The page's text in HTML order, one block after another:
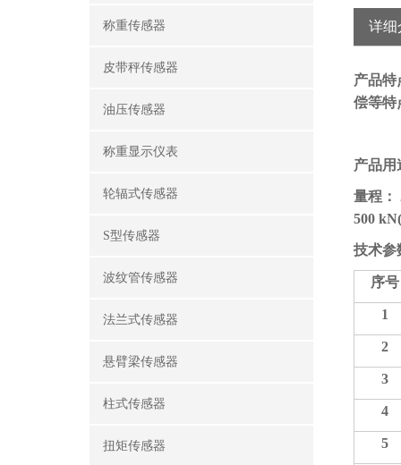
称重传感器
皮带秤传感器
油压传感器
称重显示仪表
轮辐式传感器
S型传感器
波纹管传感器
法兰式传感器
悬臂梁传感器
柱式传感器
扭矩传感器
详细
产品特
偿等特
产品用
量程：
500
技术参
序号
1
2
3
4
5